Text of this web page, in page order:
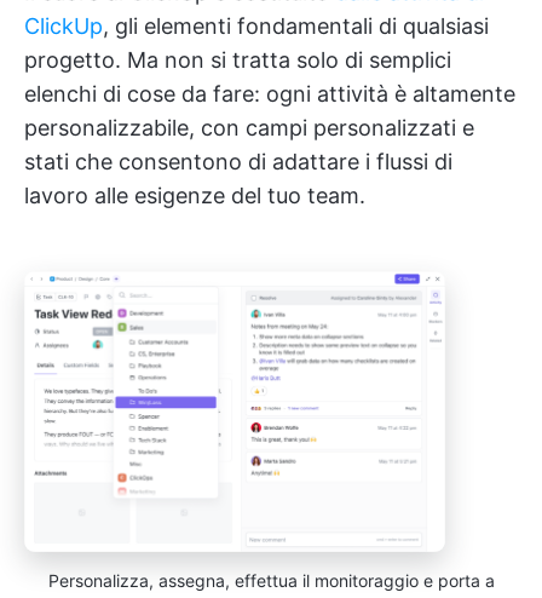
ClickUp, gli elementi fondamentali di qualsiasi
progetto. Ma non si tratta solo di semplici
elenchi di cose da fare: ogni attività è altamente
personalizzabile, con campi personalizzati e
stati che consentono di adattare i flussi di
lavoro alle esigenze del tuo team.
Personalizza, assegna, effettua il monitoraggio e porta a